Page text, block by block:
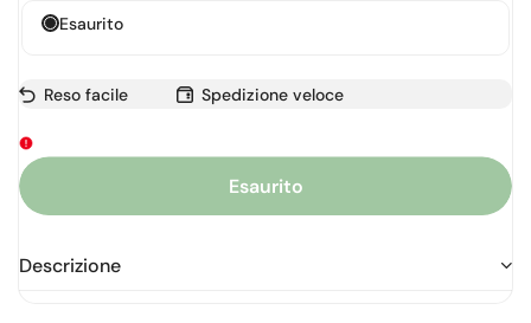
Esaurito
Reso facile Spedizione veloce
Esaurito
Descrizione